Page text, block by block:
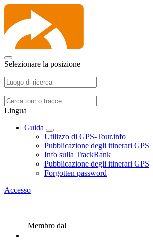
Selezionare la posizione
Lingua
Guida
Utilizzo di GPS-Tour.info
Pubblicazione degli itinerari GPS
Info sulla TrackRank
Pubblicazione degli itinerari GPS
Forgotten password
Accesso
Membro dal